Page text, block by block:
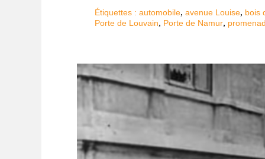
Étiquettes : automobile, avenue Louise, bois
Porte de Louvain, Porte de Namur,